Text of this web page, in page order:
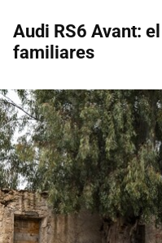
Audi RS6 Avant:
familiares